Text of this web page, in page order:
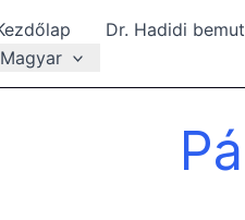
Dr. Hadidi
Magyar